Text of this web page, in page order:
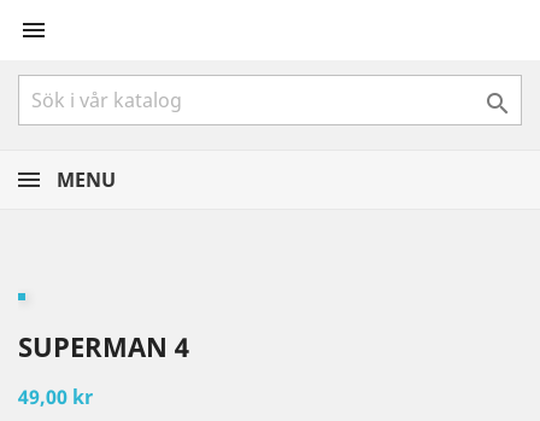


MENU
SUPERMAN 4
49,00 kr